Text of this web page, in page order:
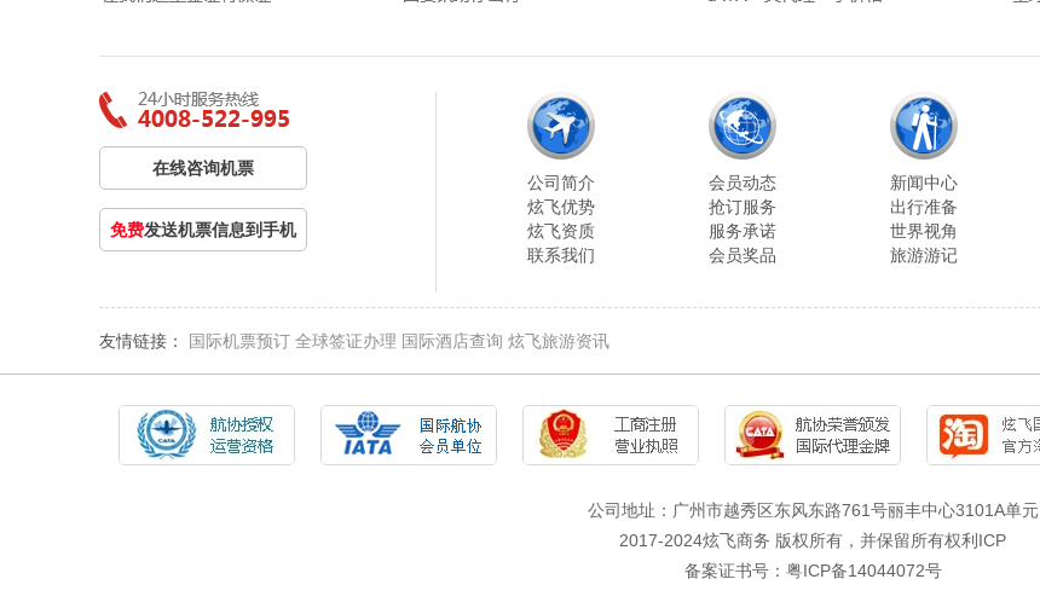
在线咨询机票
免费发送机票信息到手机
公司简介
炫飞优势
炫飞资质
联系我们
会员动态
抢订服务
服务承诺
会员奖品
新闻中心
出行准备
世界视角
旅游游记
友情链接： 国际机票预订 全球签证办理 国际酒店查询 炫飞旅游资讯
公司地址：广州市越秀区东风东路761号丽丰中心3101A单元
2017-2024炫飞商务 版权所有，并保留所有权利ICP
备案证书号：粤ICP备14044072号